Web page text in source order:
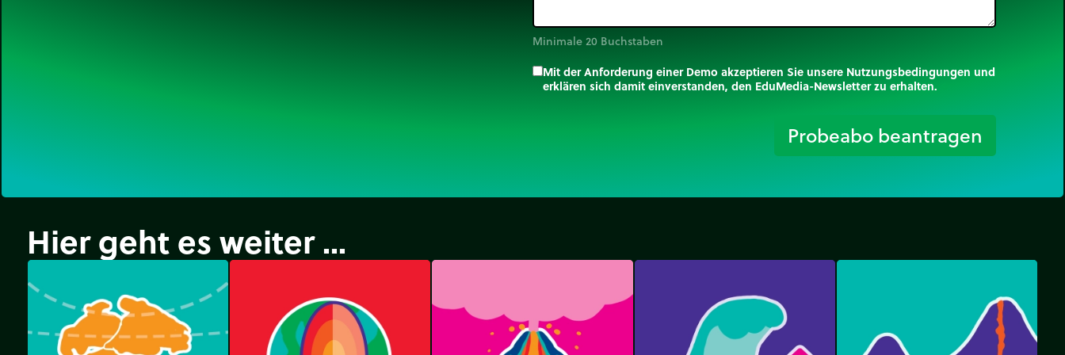
Minimale 20 Buchstaben
Mit der Anforderung einer Demo akzeptieren Sie unsere Nutzungsbedingungen und
erklären sich damit einverstanden, den EduMedia-Newsletter zu erhalten.
Probeabo beantragen
Hier geht es weiter ...